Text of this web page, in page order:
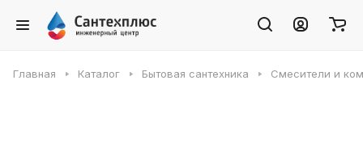
Главная Каталог Бытовая сантехника Смесители и